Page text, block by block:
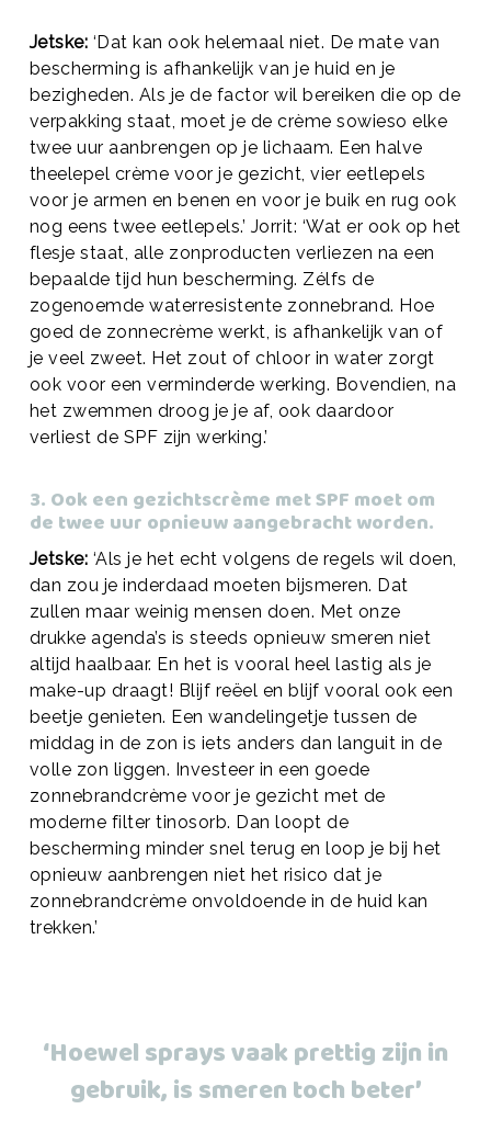
Jetske: ‘Dat kan ook helemaal niet. De mate van
bescherming is afhankelijk van je huid en je
bezigheden. Als je de factor wil bereiken die op de
verpakking staat, moet je de crème sowieso elke
twee uur aanbrengen op je lichaam. Een halve
theelepel crème voor je gezicht, vier eetlepels
voor je armen en benen en voor je buik en rug ook
nog eens twee eetlepels.’ Jorrit: ‘Wat er ook op het
flesje staat, alle zonproducten verliezen na een
bepaalde tijd hun bescherming. Zélfs de
zogenoemde waterresistente zonnebrand. Hoe
goed de zonnecrème werkt, is afhankelijk van of
je veel zweet. Het zout of chloor in water zorgt
ook voor een verminderde werking. Bovendien, na
het zwemmen droog je je af, ook daardoor
verliest de SPF zijn werking.’
3. Ook een gezichtscrème met SPF moet om
de twee uur opnieuw aangebracht worden.
Jetske: ‘Als je het echt volgens de regels wil doen,
dan zou je inderdaad moeten bijsmeren. Dat
zullen maar weinig mensen doen. Met onze
drukke agenda’s is steeds opnieuw smeren niet
altijd haalbaar. En het is vooral heel lastig als je
make-up draagt! Blijf reëel en blijf vooral ook een
beetje genieten. Een wandelingetje tussen de
middag in de zon is iets anders dan languit in de
volle zon liggen. Investeer in een goede
zonnebrandcrème voor je gezicht met de
moderne filter tinosorb. Dan loopt de
bescherming minder snel terug en loop je bij het
opnieuw aanbrengen niet het risico dat je
zonnebrandcrème onvoldoende in de huid kan
trekken.’
‘Hoewel sprays vaak prettig zijn in
gebruik, is smeren toch beter’